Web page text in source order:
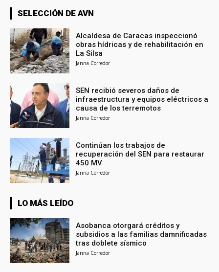
SELECCIÓN DE AVN
Alcaldesa de Caracas inspeccionó
obras hídricas y de rehabilitación en
La Silsa
Janna Corredor
SEN recibió severos daños de
infraestructura y equipos eléctricos a
causa de los terremotos
Janna Corredor
Continúan los trabajos de
recuperación del SEN para restaurar
450 MV
Janna Corredor
LO MÁS LEÍDO
Asobanca otorgará créditos y
subsidios a las familias damnificadas
tras doblete sísmico
Janna Corredor